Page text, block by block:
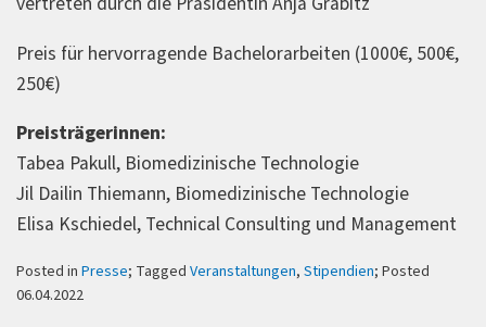
Preis für hervorragende Bachelorarbeiten (1000€, 500€,
250€)
Preisträgerinnen:
Tabea Pakull, Biomedizinische Technologie
Jil Dailin Thiemann, Biomedizinische Technologie
Elisa Kschiedel, Technical Consulting und Management
Posted in Presse; Tagged Veranstaltungen, Stipendien; Posted
06.04.2022